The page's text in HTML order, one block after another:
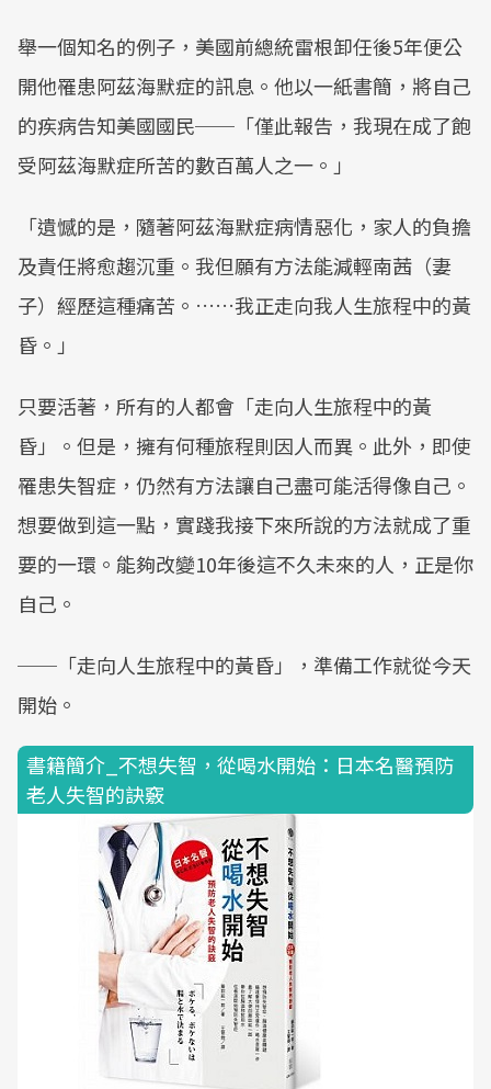
舉一個知名的例子，美國前總統雷根卸任後5年便公
開他罹患阿茲海默症的訊息。他以一紙書簡，將自己
的疾病告知美國國民──「僅此報告，我現在成了飽
受阿茲海默症所苦的數百萬人之一。」
「遺憾的是，隨著阿茲海默症病情惡化，家人的負擔
及責任將愈趨沉重。我但願有方法能減輕南茜（妻
子）經歷這種痛苦。……我正走向我人生旅程中的黃
昏。」
只要活著，所有的人都會「走向人生旅程中的黃
昏」。但是，擁有何種旅程則因人而異。此外，即使
罹患失智症，仍然有方法讓自己盡可能活得像自己。
想要做到這一點，實踐我接下來所說的方法就成了重
要的一環。能夠改變10年後這不久未來的人，正是你
自己。
──「走向人生旅程中的黃昏」，準備工作就從今天
開始。
書籍簡介_不想失智，從喝水開始：日本名醫預防
老人失智的訣竅